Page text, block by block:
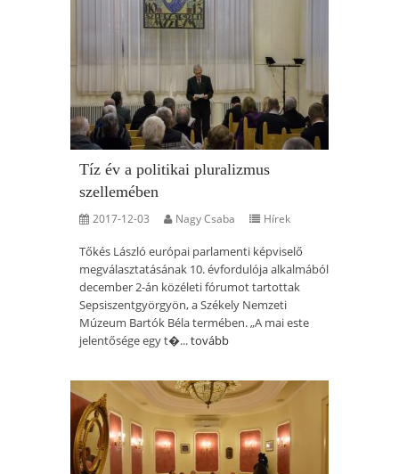
Tíz év a politikai pluralizmus
szellemében
2017-12-03 Nagy Csaba Hírek
Tőkés László európai parlamenti képviselő
megválasztatásának 10. évfordulója alkalmából
december 2-án közéleti fórumot tartottak
Sepsiszentgyörgyön, a Székely Nemzeti
Múzeum Bartók Béla termében. „A mai este
jelentősége egy t�...tovább